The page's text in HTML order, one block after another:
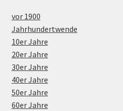
vor 1900
Jahrhundertwende
10er Jahre
20er Jahre
30er Jahre
40er Jahre
50er Jahre
60er Jahre